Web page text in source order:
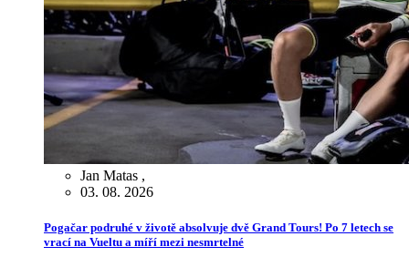
Jan Matas ,
03. 08. 2026
Pogačar podruhé v životě absolvuje dvě Grand Tours! Po 7 letech se
vrací na Vueltu a míří mezi nesmrtelné